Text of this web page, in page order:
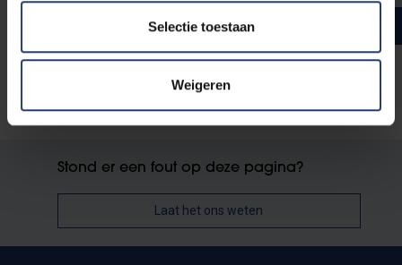
Selectie toestaan
Weigeren
Totaal aantal studiepunten
Stond er een fout op deze pagina?
Laat het ons weten